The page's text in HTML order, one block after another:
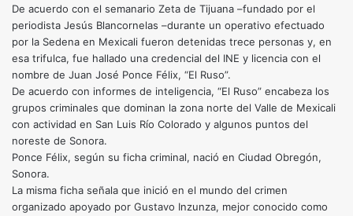
De acuerdo con el semanario Zeta de Tijuana –fundado por el
periodista Jesús Blancornelas –durante un operativo efectuado
por la Sedena en Mexicali fueron detenidas trece personas y, en
esa trifulca, fue hallado una credencial del INE y licencia con el
nombre de Juan José Ponce Félix, “El Ruso”.
De acuerdo con informes de inteligencia, “El Ruso” encabeza los
grupos criminales que dominan la zona norte del Valle de Mexicali
con actividad en San Luis Río Colorado y algunos puntos del
noreste de Sonora.
Ponce Félix, según su ficha criminal, nació en Ciudad Obregón,
Sonora.
La misma ficha señala que inició en el mundo del crimen
organizado apoyado por Gustavo Inzunza, mejor conocido como